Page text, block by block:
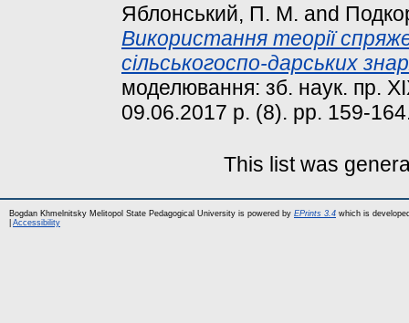
Яблонський, П. М. and
Використання теорії
сільськогоспо-дарських
моделювання: зб. наук. пр.
09.06.2017 р. (8). pp. 159-
This list was
Bogdan Khmelnitsky Melitopol State Pedagogical University is powered by EPrints 3.4 which is
Accessibility